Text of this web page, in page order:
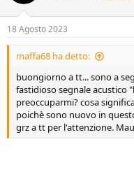
18 Agosto 2023
maffa68 ha detto:
buongiorno a tt... sono a
fastidioso segnale acustico
preoccuparmi? cosa
poichè sono nuovo in
grz a tt per l'attenzione.